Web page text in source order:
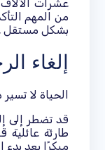
عشرات
من المهم
بشكل مستقل
إلغاء
الحياة لا
قد تضطر إلى
طارئة
مبكرًا بعد بدء